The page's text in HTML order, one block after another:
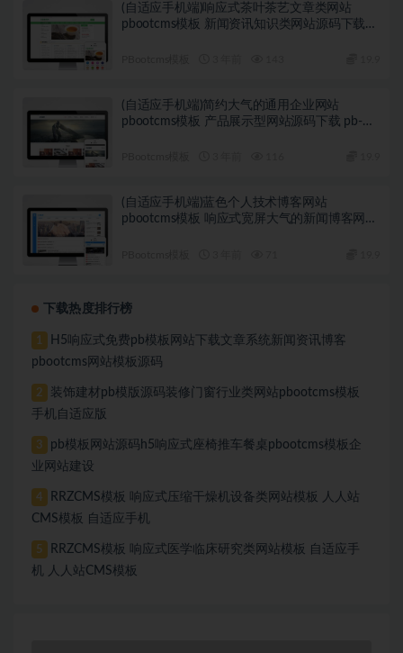
(自适应手机端)响应式茶叶茶艺文章类网站
pbootcms模板 新闻资讯知识类网站源码下载
(自适应手机端)简约大气的通用企业网站
pbootcms模板 产品展示型网站源码下载 pb-
(自适应手机端)蓝色个人技术博客网站
pbootcms模板 响应式宽屏大气的新闻博客网站
下载热度排行榜
1
H5响应式免费pb模板网站下载文章系统新闻资讯博客
pbootcms网站模板源码
2
装饰建材pb模版源码装修门窗行业类网站pbootcms模板
手机自适应版
3
pb模板网站源码h5响应式座椅推车餐桌pbootcms模板企
业网站建设
4
RRZCMS模板 响应式压缩干燥机设备类网站模板 人人站
CMS模板 自适应手机
5
RRZCMS模板 响应式医学临床研究类网站模板 自适应手
机 人人站CMS模板